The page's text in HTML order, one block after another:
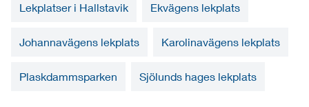
Lekplatser i Hallstavik Ekvägens lekplats
Johannavägens lekplats Karolinavägens lekplats
Plaskdammsparken Sjölunds hages lekplats